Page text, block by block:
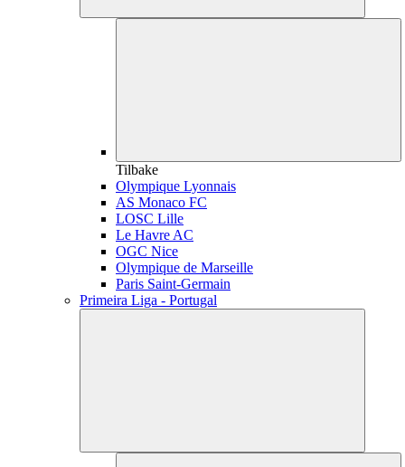
Tilbake
Olympique Lyonnais
AS Monaco FC
LOSC Lille
Le Havre AC
OGC Nice
Olympique de Marseille
Paris Saint-Germain
Primeira Liga - Portugal